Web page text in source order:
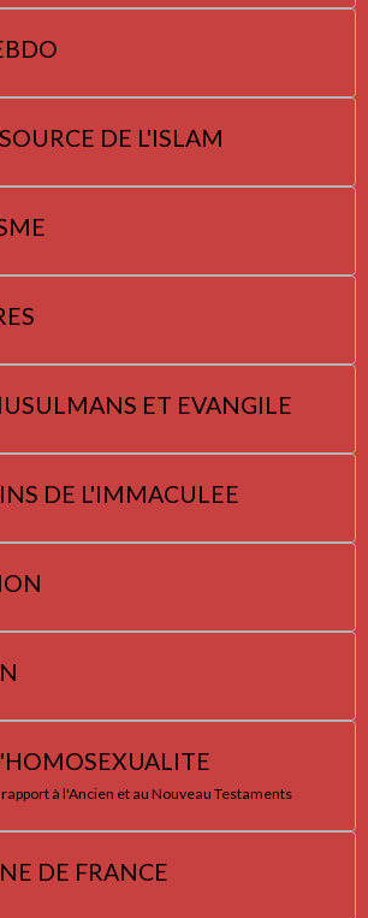
DE L'ISLAM
ET EVANGILE
DE L'IMMACULEE
à l'Ancien et au Nouveau Testaments
DE FRANCE